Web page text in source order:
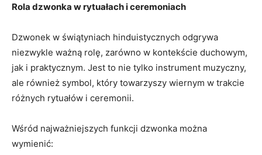
Rola dzwonka w rytuałach i ceremoniach
Dzwonek w świątyniach hinduistycznych odgrywa
niezwykle ważną rolę,‌ zarówno w kontekście duchowym,
‍jak‌ i praktycznym. Jest to nie tylko instrument muzyczny,‍
ale również symbol, który towarzyszy ⁤wiernym w trakcie
różnych rytuałów i ceremonii.
Wśród najważniejszych funkcji dzwonka można
wymienić: